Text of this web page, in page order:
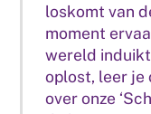
loskomt van
moment
wereld
oplost, leer je
over onze